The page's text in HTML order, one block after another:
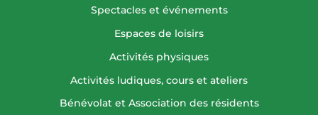
Spectacles et événements
Espaces de loisirs
Activités physiques
Activités ludiques, cours et ateliers
Bénévolat et Association des résidents